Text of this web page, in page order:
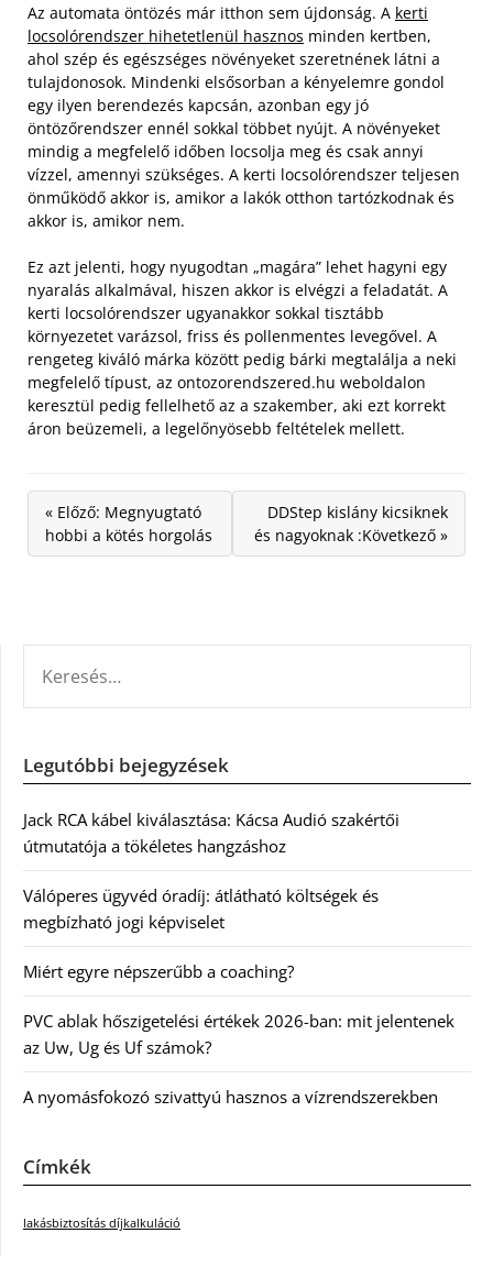
Az automata öntözés már itthon sem újdonság. A kerti
locsolórendszer hihetetlenül hasznos minden kertben,
ahol szép és egészséges növényeket szeretnének látni a
tulajdonosok. Mindenki elsősorban a kényelemre gondol
egy ilyen berendezés kapcsán, azonban egy jó
öntözőrendszer ennél sokkal többet nyújt. A növényeket
mindig a megfelelő időben locsolja meg és csak annyi
vízzel, amennyi szükséges. A kerti locsolórendszer teljesen
önműködő akkor is, amikor a lakók otthon tartózkodnak és
akkor is, amikor nem.
Ez azt jelenti, hogy nyugodtan „magára” lehet hagyni egy
nyaralás alkalmával, hiszen akkor is elvégzi a feladatát. A
kerti locsolórendszer ugyanakkor sokkal tisztább
környezetet varázsol, friss és pollenmentes levegővel. A
rengeteg kiváló márka között pedig bárki megtalálja a neki
megfelelő típust, az ontozorendszered.hu weboldalon
keresztül pedig fellelhető az a szakember, aki ezt korrekt
áron beüzemeli, a legelőnyösebb feltételek mellett.
« Előző: Megnyugtató
hobbi a kötés horgolás
DDStep kislány kicsiknek
és nagyoknak :Következő »
Legutóbbi bejegyzések
Jack RCA kábel kiválasztása: Kácsa Audió szakértői
útmutatója a tökéletes hangzáshoz
Válóperes ügyvéd óradíj: átlátható költségek és
megbízható jogi képviselet
Miért egyre népszerűbb a coaching?
PVC ablak hőszigetelési értékek 2026-ban: mit jelentenek
az Uw, Ug és Uf számok?
A nyomásfokozó szivattyú hasznos a vízrendszerekben
Címkék
lakásbiztosítás díjkalkuláció